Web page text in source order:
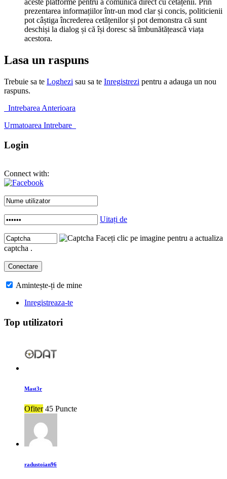
aceste platforme pentru a comunica direct cu cetățenii. Prin
prezentarea informațiilor într-un mod clar și concis, politicienii
pot câștiga încrederea cetățenilor și pot demonstra că sunt
deschiși la dialog și că își doresc să îmbunătățească viața
acestora.
Lasa un raspuns
Trebuie sa te Loghezi sau sa te Inregistrezi pentru a adauga un nou
raspuns.
Intrebarea Anterioara
Urmatoarea Intrebare
Login
Connect with:
Uitați de
Faceți clic pe imagine pentru a actualiza
captcha .
Amintește-ți de mine
Inregistreaza-te
Top utilizatori
Mast3r
Ofiter 45 Puncte
radustoian96